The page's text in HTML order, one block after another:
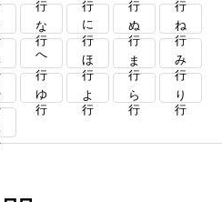
な行 に行 ぬ行 ね行
へ行 ほ行 ま行 み行
ゆ行 よ行 ら行 り行